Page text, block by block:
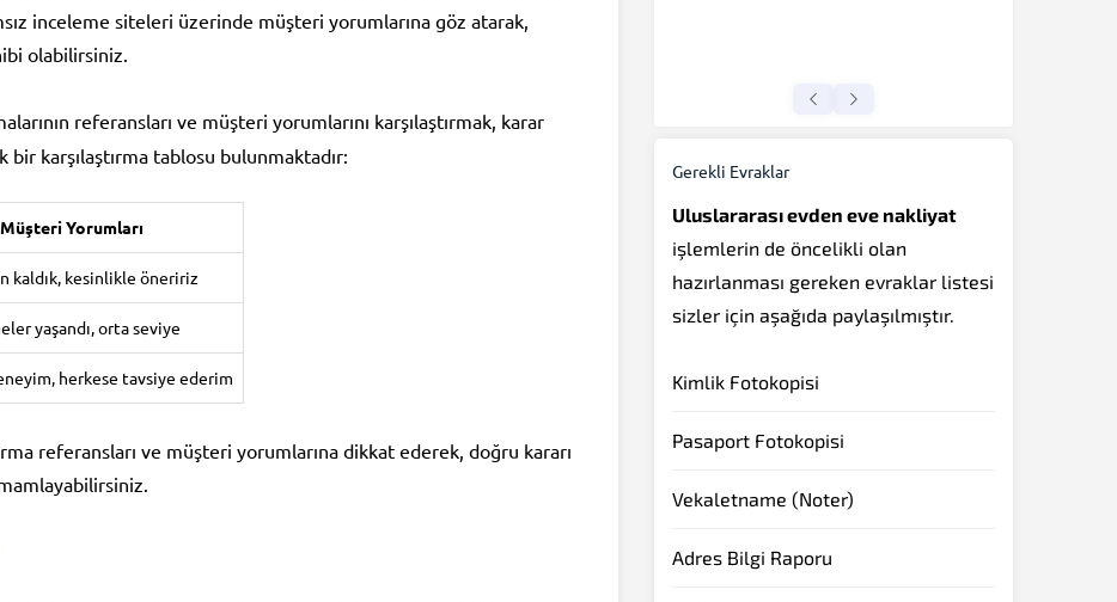
inceleme siteleri üzerinde müşteri yorumlarına göz atarak,
olabilirsiniz.
referansları ve müşteri yorumlarını karşılaştırmak, karar
bir karşılaştırma tablosu bulunmaktadır:
Müşteri Yorumları
kaldık, kesinlikle öneririz
yaşandı, orta seviye
herkese tavsiye ederim
referansları ve müşteri yorumlarına dikkat ederek, doğru kararı
Gerekli Evraklar
Uluslararası evden eve nakliyat
işlemlerin de öncelikli olan
hazırlanması gereken evraklar listesi
sizler için aşağıda paylaşılmıştır.
Kimlik Fotokopisi
Pasaport Fotokopisi
Vekaletname (Noter)
Adres Bilgi Raporu